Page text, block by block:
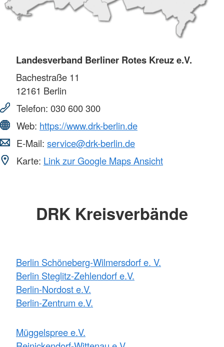
Landesverband Berliner Rotes Kreuz e.V.
Bachestraße 11
12161 Berlin
Telefon: 030 600 300
Web: https://www.drk-berlin.de
E-Mail: service@drk-berlin.de
Karte: Link zur Google Maps Ansicht
DRK Kreisverbände
Berlin Schöneberg-Wilmersdorf e. V.
Berlin Steglitz-Zehlendorf e.V.
Berlin-Nordost e.V.
Berlin-Zentrum e.V.
Müggelspree e.V.